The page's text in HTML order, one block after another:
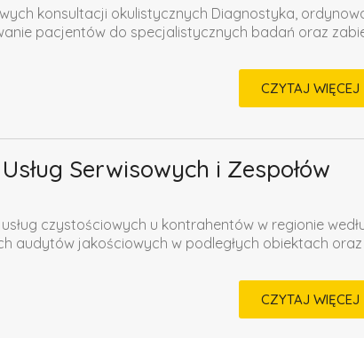
konsultacji okulistycznych Diagnostyka,
pacjentów do specjalistycznych badań oraz
CZYTAJ WIĘCEJ
Serwisowych i Zespołów
czystościowych u kontrahentów w regionie
audytów jakościowych w podległych obiektach oraz
CZYTAJ WIĘCEJ